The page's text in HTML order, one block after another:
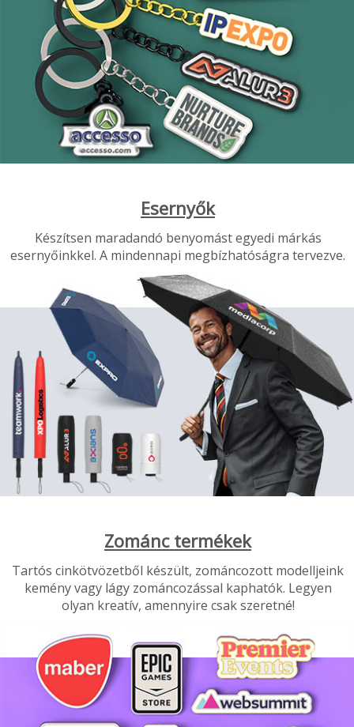
Esernyők
Készítsen maradandó benyomást egyedi márkás
esernyőinkkel. A mindennapi megbízhatóságra tervezve.
Zománc termékek
Tartós cinkötvözetből készült, zománcozott modelljeink
kemény vagy lágy zománcozással kaphatók. Legyen
olyan kreatív, amennyire csak szeretné!